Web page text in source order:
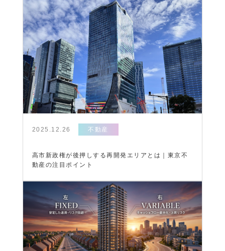
2025.12.26 不動産
高市新政権が後押しする再開発エリアとは｜東京不
動産の注目ポイント